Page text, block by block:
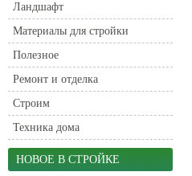
Ландшафт
Материалы для стройки
Полезное
Ремонт и отделка
Строим
Техника дома
НОВОЕ В СТРОЙКЕ